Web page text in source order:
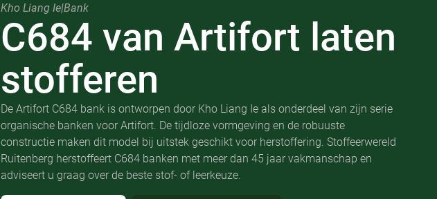
Kho Liang Ie|Bank
C684 van Artifort laten
stofferen
De Artifort C684 bank is ontworpen door Kho Liang Ie als onderdeel van zijn serie
organische banken voor Artifort. De tijdloze vormgeving en de robuuste
constructie maken dit model bij uitstek geschikt voor herstoffering. Stoffeerwereld
Ruitenberg herstoffeert C684 banken met meer dan 45 jaar vakmanschap en
adviseert u graag over de beste stof- of leerkeuze.